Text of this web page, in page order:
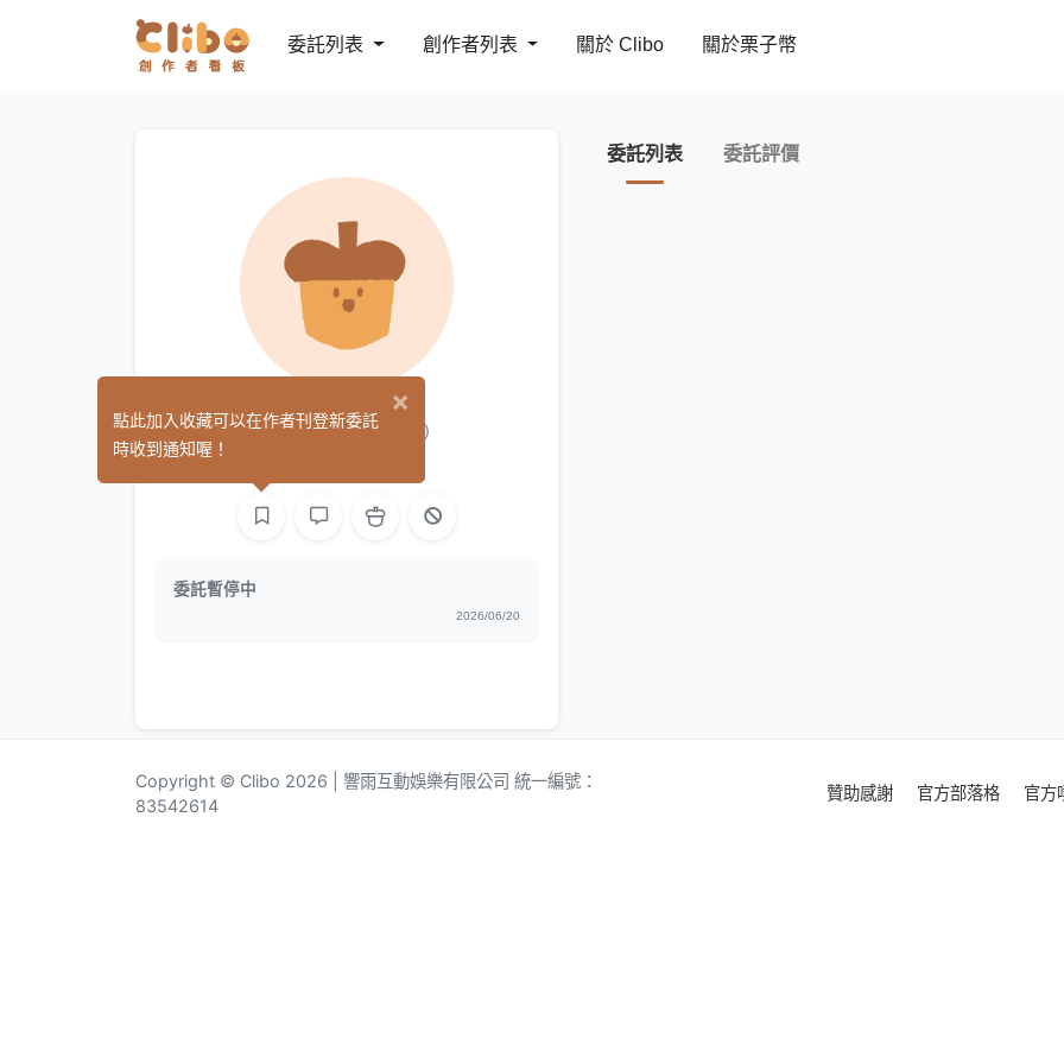
委託列表 創作者列表 關於 Clibo 關於栗子幣
I'm Shay! (0)
委託暫停中
2026/06/20
委託列表 委託評價
Copyright © Clibo 2026 | 響雨互動娛樂有限公司 統一編號：
83542614
贊助感謝 官方部落格 官方
×
點此加入收藏可以在作者刊登新委託
時收到通知喔！